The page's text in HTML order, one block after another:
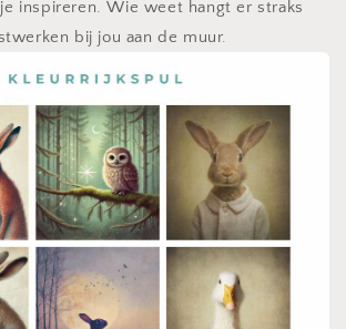
inspireren. Wie weet hangt er straks
bij jou aan de muur.